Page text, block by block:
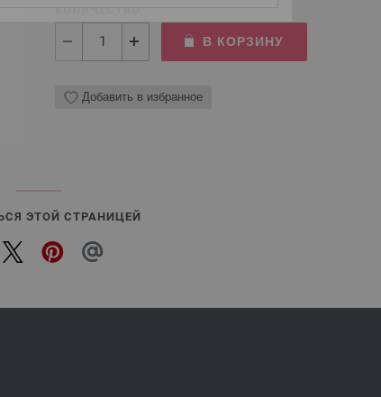
КОЛИЧЕСТВО
В КОРЗИНУ
Добавить в избранное
ЭТОЙ СТРАНИЦЕЙ